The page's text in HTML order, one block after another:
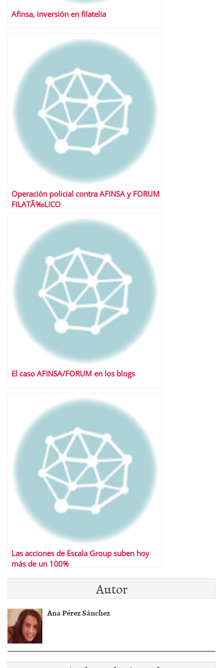
Afinsa, inversión en filatelia
Operación policial contra AFINSA y FORUM
FILATÃ‰LICO
El caso AFINSA/FORUM en los blogs
Las acciones de Escala Group suben hoy
más de un 100%
Autor
Ana Pérez Sánchez